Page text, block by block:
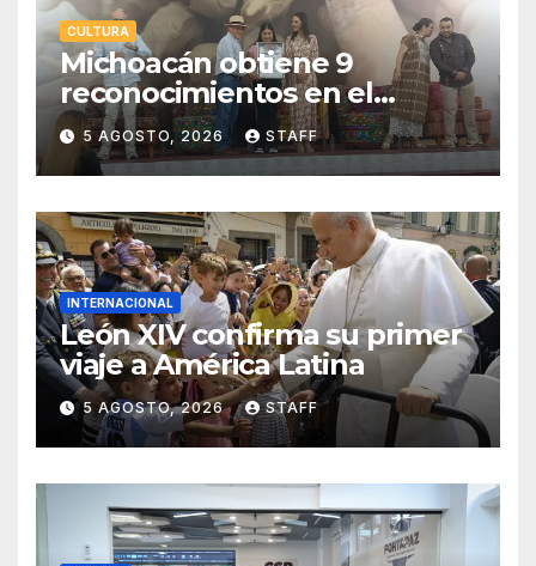
CULTURA
Michoacán obtiene 9
reconocimientos en el
Premio Nacional de la
Cerámica
5 AGOSTO, 2026 STAFF
INTERNACIONAL
León XIV confirma su primer
viaje a América Latina
5 AGOSTO, 2026 STAFF